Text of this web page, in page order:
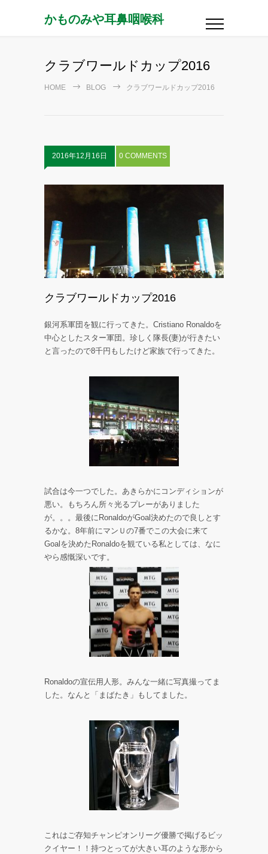
かものみや耳鼻咽喉科
クラブワールドカップ2016
HOME BLOG クラブワールドカップ2016
2016年12月16日 0 COMMENTS
クラブワールドカップ2016
銀河系軍団を観に行ってきた。Cristiano Ronaldoを
中心としたスター軍団。珍しく隊長(妻)が行きたい
と言ったので8千円もしたけど家族で行ってきた。
試合は今一つでした。あきらかにコンディションが
悪い。もちろん所々光るプレーがありました
が。。。最後にRonaldoがGoal決めたので良しとす
るかな。8年前にマンＵの7番でこの大会に来て
Goalを決めたRonaldoを観ている私としては、なに
やら感慨深いです。
Ronaldoの宣伝用人形。みんな一緒に写真撮ってま
した。なんと「まばたき」もしてました。
これはご存知チャンピオンリーグ優勝で掲げるビッ
クイヤー！！持つとってが大きい耳のような形から